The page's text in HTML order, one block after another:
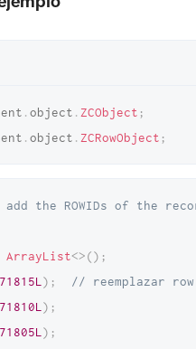
. object . ZCObject ;
. object . ZCRowObject ;
the ROWIDs of the
ArrayList<>() ;
) ;
// reemplazar
) ;
) ;